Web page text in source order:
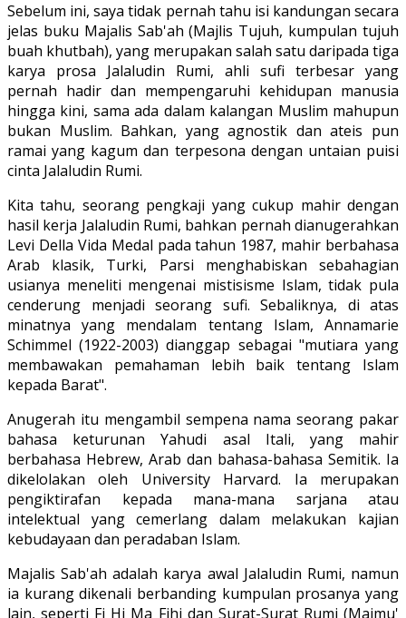
Sebelum ini, saya tidak pernah tahu isi kandungan secara
jelas buku Majalis Sab'ah (Majlis Tujuh, kumpulan tujuh
buah khutbah), yang merupakan salah satu daripada tiga
karya prosa Jalaludin Rumi, ahli sufi terbesar yang
pernah hadir dan mempengaruhi kehidupan manusia
hingga kini, sama ada dalam kalangan Muslim mahupun
bukan Muslim. Bahkan, yang agnostik dan ateis pun
ramai yang kagum dan terpesona dengan untaian puisi
cinta Jalaludin Rumi.
Kita tahu, seorang pengkaji yang cukup mahir dengan
hasil kerja Jalaludin Rumi, bahkan pernah dianugerahkan
Levi Della Vida Medal pada tahun 1987, mahir berbahasa
Arab klasik, Turki, Parsi menghabiskan sebahagian
usianya meneliti mengenai mistisisme Islam, tidak pula
cenderung menjadi seorang sufi. Sebaliknya, di atas
minatnya yang mendalam tentang Islam, Annamarie
Schimmel (1922-2003) dianggap sebagai "mutiara yang
membawakan pemahaman lebih baik tentang Islam
kepada Barat".
Anugerah itu mengambil sempena nama seorang pakar
bahasa keturunan Yahudi asal Itali, yang mahir
berbahasa Hebrew, Arab dan bahasa-bahasa Semitik. Ia
dikelolakan oleh University Harvard. Ia merupakan
pengiktirafan kepada mana-mana sarjana atau
intelektual yang cemerlang dalam melakukan kajian
kebudayaan dan peradaban Islam.
Majalis Sab'ah adalah karya awal Jalaludin Rumi, namun
ia kurang dikenali berbanding kumpulan prosanya yang
lain, seperti Fi Hi Ma Fihi dan Surat-Surat Rumi (Majmu'